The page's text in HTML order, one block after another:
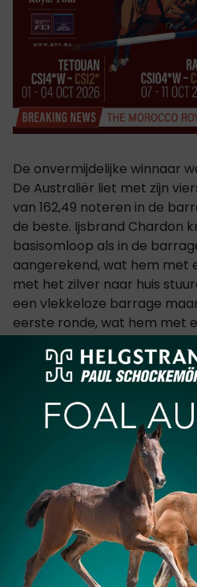
De onvermijdelijke winnaar
De Australiër liet met zijn
van 162,49 noteren in de
de beste. Ijsbrand Chardon
basisomloop als in de
aangerekend, wat hem met
met het zilver naar huis
een vlekkeloze barrage
eerste ronde, wat hem met
Glenn Geerts had met zijn
vlekkeloze deelname en
delen met de Zwitser
CATEGORIËN:REGIO ,
OVERIGE SPORT
,WERELDBEKER
MANCHES